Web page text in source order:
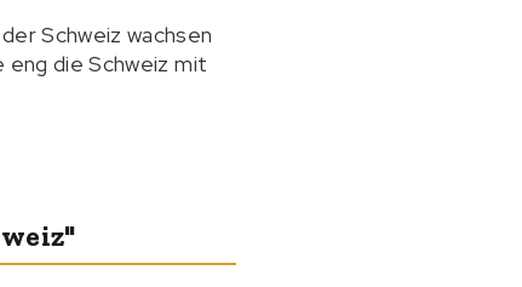
Schweiz wachsen
eng die Schweiz mit